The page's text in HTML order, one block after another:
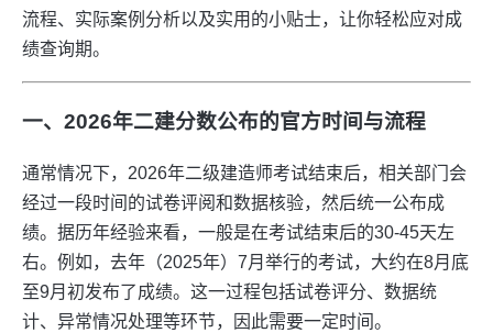
流程、实际案例分析以及实用的小贴士，让你轻松应对成
绩查询期。
一、2026年二建分数公布的官方时间与流程
通常情况下，2026年二级建造师考试结束后，相关部门会
经过一段时间的试卷评阅和数据核验，然后统一公布成
绩。据历年经验来看，一般是在考试结束后的30-45天左
右。例如，去年（2025年）7月举行的考试，大约在8月底
至9月初发布了成绩。这一过程包括试卷评分、数据统
计、异常情况处理等环节，因此需要一定时间。